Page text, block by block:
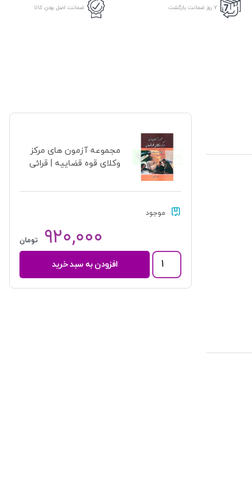
7 روز ضمانت بازگشت ضمانت اصل بودن کالا
مجموعه آزمون های مرکز
وکلای قوه قضاییه | قرائی
موجود
۹۲۰,۰۰۰ تومان
مجموعه
آزمون
های
افزودن به سبد خرید